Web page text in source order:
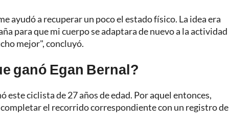
ayudó a recuperar un poco el estado físico. La idea era
para que mi cuerpo se adaptara de nuevo a la actividad
mejor", concluyó.
ganó Egan Bernal?
este ciclista de 27 años de edad. Por aquel entonces,
el recorrido correspondiente con un registro de